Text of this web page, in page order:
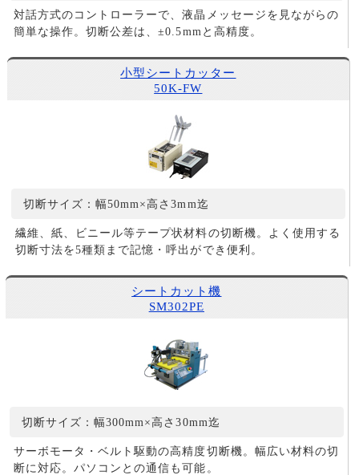
対話方式のコントローラーで、液晶メッセージを見ながらの
簡単な操作。切断公差は、±0.5mmと高精度。
小型シートカッター
50K-FW
切断サイズ：幅50mm×高さ3mm迄
繊維、紙、ビニール等テープ状材料の切断機。よく使用する
切断寸法を5種類まで記憶・呼出ができ便利。
シートカット機
SM302PE
切断サイズ：幅300mm×高さ30mm迄
サーボモータ・ベルト駆動の高精度切断機。幅広い材料の切
断に対応。パソコンとの通信も可能。